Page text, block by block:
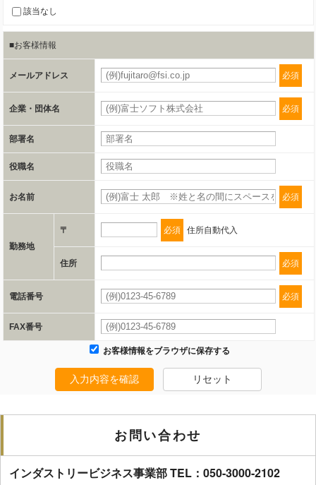
お客様のご氏名、フリガナ、企業・団体名、部署名、役職、郵便番号、住
c.第三者への提供の手段または手法
書類の送付又は電子的な方法
d.提供先および管理者
当社とイベント/セミナーを共同で開催する企業/団体
e.個人情報取り扱いに関する契約
当社と当該企業/団体とは、個人情報取扱に関する覚書の締結を行います。
委託の有無
なし
保有個人データの開示等および問合わせ窓口について
知、開示、内容の訂正、追加または削除、利用の停止、消去および 第三者
情報提供は任意ですが、情報を提供しなかった場合、情報の項目によって
該当なし
■お客様情報
メールアドレス 必須
企業・団体名 必須
部署名
役職名
お名前 必須
勤務地
〒 必須 住所自動代入
住所 必須
電話番号 必須
FAX番号
お客様情報をブラウザに保存する
入力内容を確認 リセット
お問い合わせ
インダストリービジネス事業部 TEL：050-3000-2102